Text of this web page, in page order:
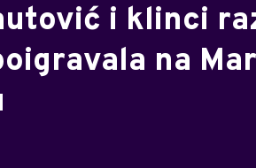
i klinci
na